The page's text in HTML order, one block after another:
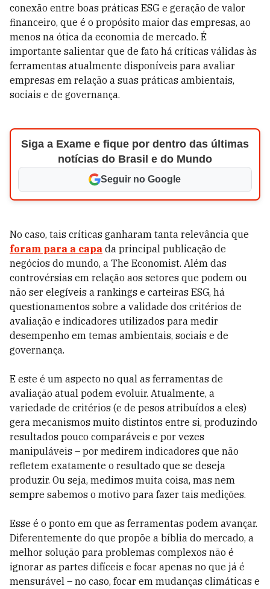
conexão entre boas práticas ESG e geração de valor
financeiro, que é o propósito maior das empresas, ao
menos na ótica da economia de mercado. É
importante salientar que de fato há críticas válidas às
ferramentas atualmente disponíveis para avaliar
empresas em relação a suas práticas ambientais,
sociais e de governança.
Siga a Exame e fique por dentro das últimas
notícias do Brasil e do Mundo
Seguir no Google
No caso, tais críticas ganharam tanta relevância que
foram para a capa da principal publicação de
negócios do mundo, a The Economist. Além das
controvérsias em relação aos setores que podem ou
não ser elegíveis a rankings e carteiras ESG, há
questionamentos sobre a validade dos critérios de
avaliação e indicadores utilizados para medir
desempenho em temas ambientais, sociais e de
governança.
E este é um aspecto no qual as ferramentas de
avaliação atual podem evoluir. Atualmente, a
variedade de critérios (e de pesos atribuídos a eles)
gera mecanismos muito distintos entre si, produzindo
resultados pouco comparáveis e por vezes
manipuláveis – por medirem indicadores que não
refletem exatamente o resultado que se deseja
produzir. Ou seja, medimos muita coisa, mas nem
sempre sabemos o motivo para fazer tais medições.
Esse é o ponto em que as ferramentas podem avançar.
Diferentemente do que propõe a bíblia do mercado, a
melhor solução para problemas complexos não é
ignorar as partes difíceis e focar apenas no que já é
mensurável – no caso, focar em mudanças climáticas e